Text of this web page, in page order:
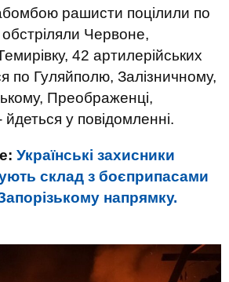
рашисти поцілили по
Червоне,
42 артилерійських
по Гуляйполю, Залізничному,
Преображенці,
йдеться у повідомленні.
Українські захисники
склад з боєприпасами
напрямку.